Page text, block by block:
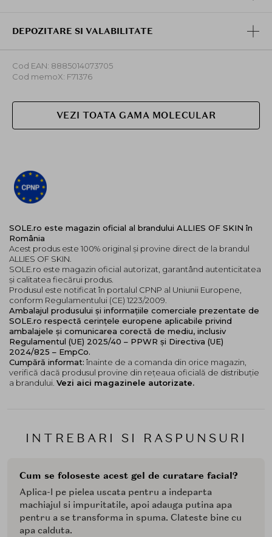
INTREBARI SI RASPUNSURI
Cum se foloseste acest gel de curatare facial?
Aplica-l pe pielea uscata pentru a indeparta
machiajul si impuritatile, apoi adauga putina apa
pentru a se transforma in spuma. Clateste bine cu
apa calduta.
a permite acidului lactic si vitaminei c sa exfolieze si sa
DEPOZITARE SI VALABILITATE
Cod EAN: 8885014073705
Cod memoX: F71376
VEZI TOATA GAMA MOLECULAR
SOLE.ro este magazin oficial al brandului ALLIES OF SKIN în
România
Acest produs este 100% original și provine direct de la brandul
ALLIES OF SKIN.
SOLE.ro este magazin oficial autorizat, garantând autenticitatea
și calitatea fiecărui produs.
Produsul este notificat în portalul CPNP al Uniunii Europene,
conform Regulamentului (CE) 1223/2009.
Ambalajul produsului și informațiile comerciale prezentate de
SOLE.ro respectă cerințele europene aplicabile privind
ambalajele și comunicarea corectă de mediu, inclusiv
Regulamentul (UE) 2025/40 – PPWR și Directiva (UE)
2024/825 – EmpCo.
Cumpără informat: înainte de a comanda din orice magazin,
verifică dacă produsul provine din rețeaua oficială de distribuție
a brandului. Vezi aici magazinele autorizate.